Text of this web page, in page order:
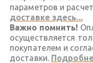
параметров и
доставке здесь...
Важно помнить!
осуществляется
покупателем и
доставки.